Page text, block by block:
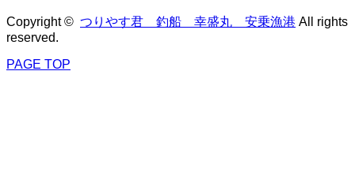
Copyright © つりやす君 釣船 幸盛丸 安乗漁港 All rights
reserved.
PAGE TOP